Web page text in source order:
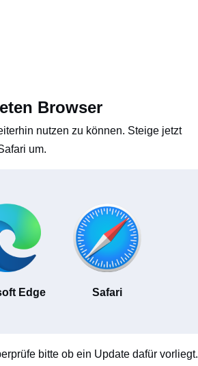
Browser
nutzen zu können. Steige jetzt
um.
Edge Safari
bitte ob ein Update dafür vorliegt.